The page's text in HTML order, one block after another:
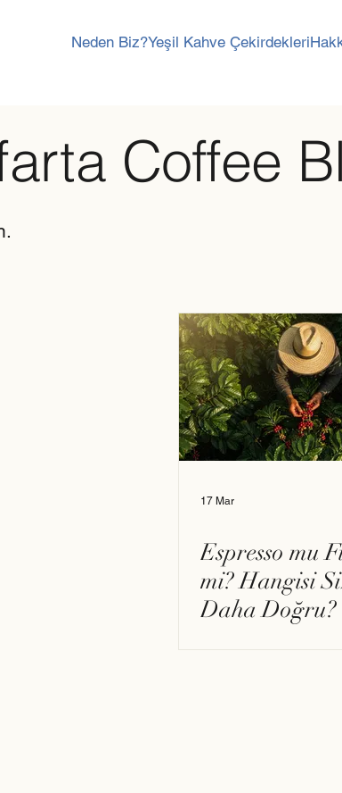
Neden Biz?Yeşil Kahve Çekirdekleri
Coffee
17 Mar
Espresso mu
mi? Hangisi
Daha Doğru?